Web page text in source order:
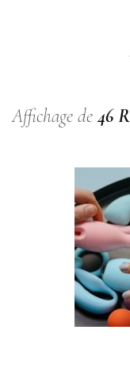
Affichage de 46